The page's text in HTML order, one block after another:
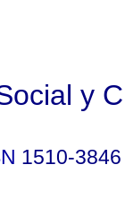
y
1510-3846